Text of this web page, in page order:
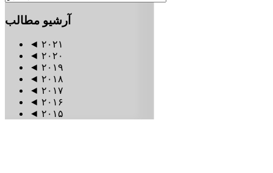
آرشیو مطالب
◄ ۲۰۲۱
◄ ۲۰۲۰
◄ ۲۰۱۹
◄ ۲۰۱۸
◄ ۲۰۱۷
◄ ۲۰۱۶
◄ ۲۰۱۵